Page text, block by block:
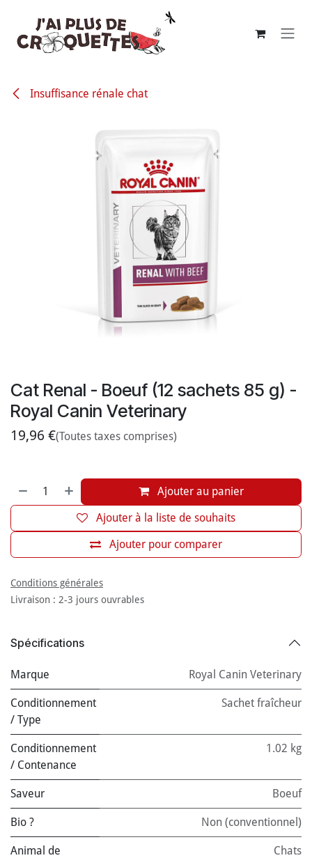
Insuffisance rénale chat
Cat Renal - Boeuf (12 sachets 85 g) -
Royal Canin Veterinary
19,96 €(Toutes taxes comprises)
Ajouter au panier
Ajouter pour comparer
Ajouter à la liste de souhaits
Conditions générales
Livraison : 2-3 jours ouvrables
Spécifications
Marque Royal Canin Veterinary
Conditionnement
/ Type
Sachet fraîcheur
Conditionnement
/ Contenance
1.02 kg
Saveur Boeuf
Bio ? Non (conventionnel)
Animal de
Chats